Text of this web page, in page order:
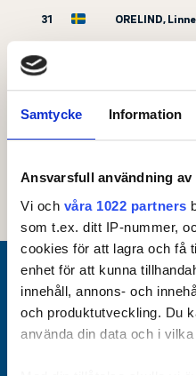
Samtycke Information
Ansvarsfull användning
Vi och våra 1022 partners
som t.ex. ditt IP-nummer,
cookies för att lagra och få
enhet för att kunna
innehåll, annons- och
och produktutveckling. Du
använda din data och i
31 ORELIND,
32
33 WISTRAND,
PERSSON,
Huvudpartner